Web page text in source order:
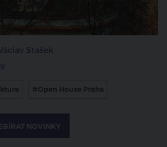
Stašek
#Open House Praha
NOVINKY